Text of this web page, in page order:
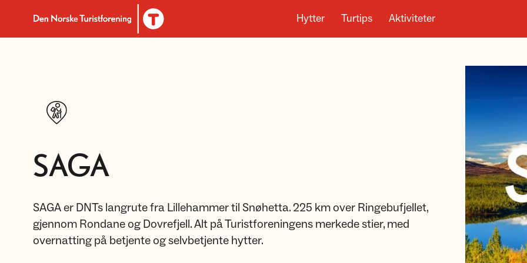
Til DNT.no forside
Hytter Turtips Aktiviteter
SAGA
SAGA er DNTs langrute fra Lillehammer til Snøhetta. 225 km over Ringebufjellet,
gjennom Rondane og Dovrefjell. Alt på Turistforeningens merkede stier, med
overnatting på betjente og selvbetjente hytter.